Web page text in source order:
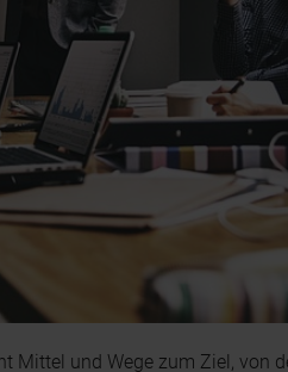
Mittel und Wege zum Ziel, von